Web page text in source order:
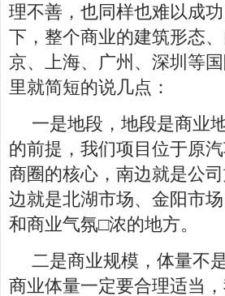
理不善，也同样也难以成
下，整个商业的建筑形态
京、上海、广州、深圳等
里就简短的说几点：
一是地段，地段是商业
的前提，我们项目位于原
商圈的核心，南边就是公
边就是北湖市场、金阳市
和商业气氛□浓的地方。
二是商业规模，体量不
商业体量一定要合理适当